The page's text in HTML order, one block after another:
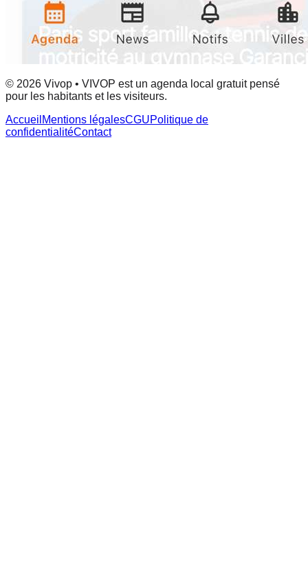
© 2026 Vivop • VIVOP est un agenda local gratuit pensé
pour les habitants et les visiteurs.
Accueil Mentions légalesCGUPolitique de
confidentialitéContact